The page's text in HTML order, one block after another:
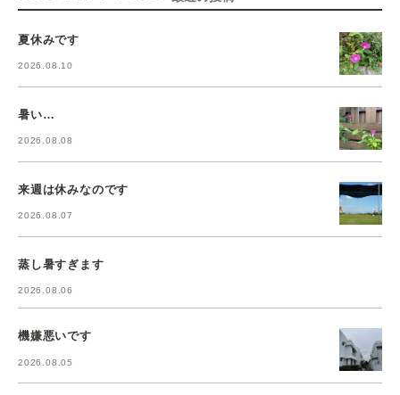
夏休みです
2026.08.10
暑い…
2026.08.08
来週は休みなのです
2026.08.07
蒸し暑すぎます
2026.08.06
機嫌悪いです
2026.08.05